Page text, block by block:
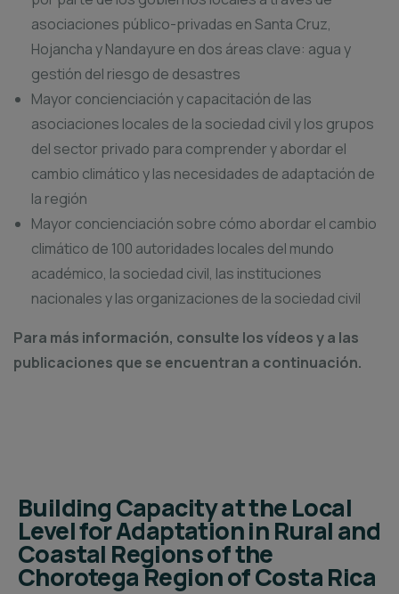
asociaciones público-privadas en Santa Cruz,
Hojancha y Nandayure en dos áreas clave: agua y
gestión del riesgo de desastres
Mayor concienciación y capacitación de las
asociaciones locales de la sociedad civil y los grupos
del sector privado para comprender y abordar el
cambio climático y las necesidades de adaptación de
la región
Mayor concienciación sobre cómo abordar el cambio
climático de 100 autoridades locales del mundo
académico, la sociedad civil, las instituciones
nacionales y las organizaciones de la sociedad civil
Para más información, consulte los vídeos y a las
publicaciones que se encuentran a continuación.
Building Capacity at the Local
Level for Adaptation in Rural and
Coastal Regions of the
Chorotega Region of Costa Rica